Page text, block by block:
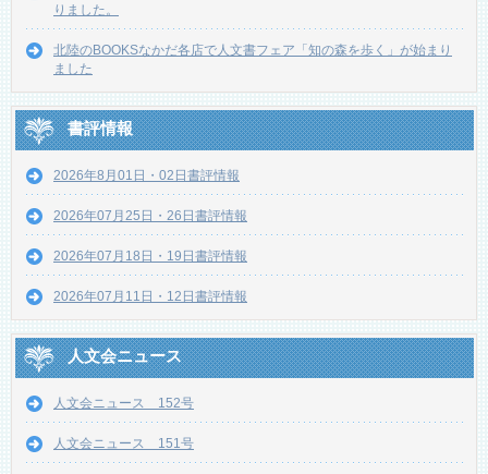
りました。
北陸のBOOKSなかだ各店で人文書フェア「知の森を歩く」が始まり
ました
書評情報
2026年8月01日・02日書評情報
2026年07月25日・26日書評情報
2026年07月18日・19日書評情報
2026年07月11日・12日書評情報
人文会ニュース
人文会ニュース 152号
人文会ニュース 151号